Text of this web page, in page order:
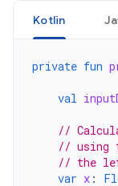
Kotlin
private fun
val
//
// using
// the
var x :